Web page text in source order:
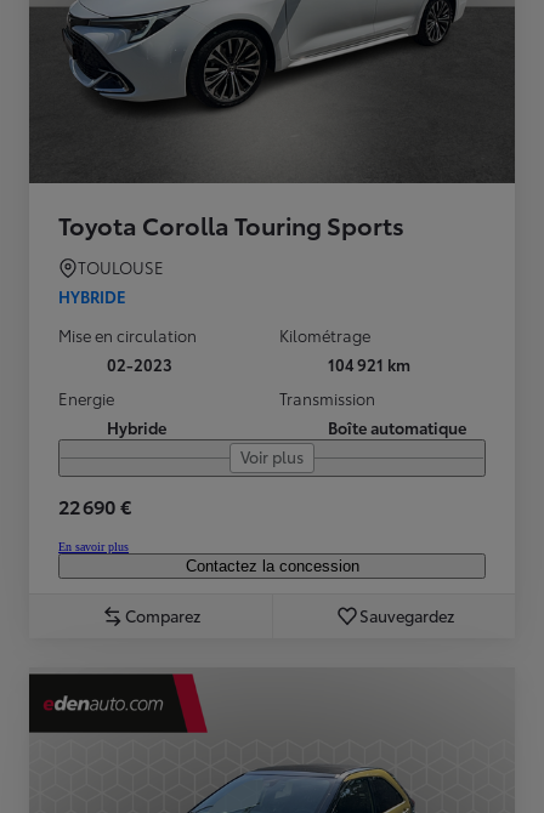
Toyota Corolla Touring Sports
TOULOUSE
HYBRIDE
Mise en circulation
02-2023
Kilométrage
104 921 km
Energie
Hybride
Transmission
Boîte automatique
Voir plus
22 690 €
En savoir plus
Contactez la concession
Comparez Sauvegardez